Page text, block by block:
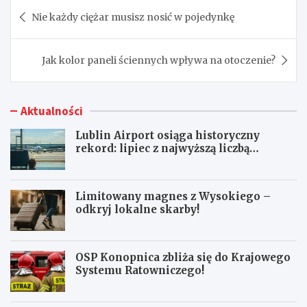
wpisu
Nie każdy ciężar musisz nosić w pojedynkę
Jak kolor paneli ściennych wpływa na otoczenie?
Aktualności
Lublin Airport osiąga historyczny
rekord: lipiec z najwyższą liczbą
Limitowany magnes z Wysokiego –
odkryj lokalne skarby!
OSP Konopnica zbliża się do Krajowego
Systemu Ratowniczego!